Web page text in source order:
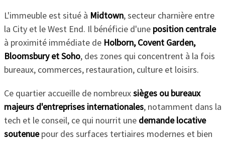
L'immeuble est situé à Midtown, secteur charnière entre
la City et le West End. Il bénéficie d'une position centrale
à proximité immédiate de Holborn, Covent Garden,
Bloomsbury et Soho, des zones qui concentrent à la fois
bureaux, commerces, restauration, culture et loisirs.
Ce quartier accueille de nombreuxsièges ou bureaux
majeurs d'entreprises internationales, notamment dans la
tech et le conseil, ce qui nourrit une demande locative
soutenuepour des surfaces tertiaires modernes et bien